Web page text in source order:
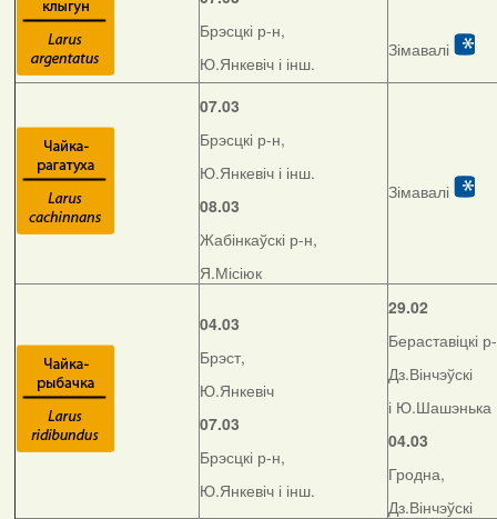
Брэсцкі р-н,
Ю.Янкевіч і інш.
Зімавалі
07.03
Брэсцкі р-н,
Ю.Янкевіч і інш.
08.03
Жабінкаўскі р-н,
Я.Місіюк
Зімавалі
04.03
Брэст,
Ю.Янкевіч
07.03
Брэсцкі р-н,
Ю.Янкевіч і інш.
29.02
Бераставіцкі
Дз.Вінчэўскі
і Ю.Шашэнька
04.03
Гродна,
Дз.Вінчэўскі